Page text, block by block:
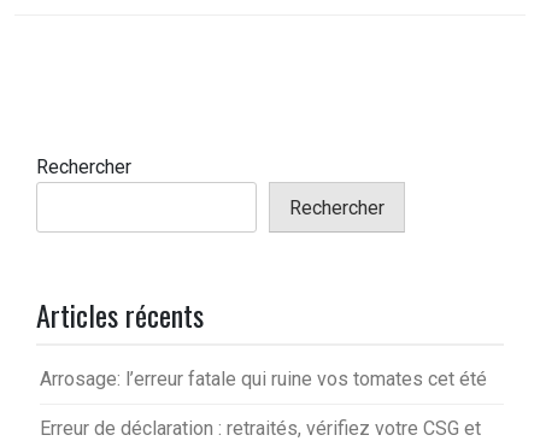
Rechercher
Rechercher
Articles récents
Arrosage: l’erreur fatale qui ruine vos tomates cet été
Erreur de déclaration : retraités, vérifiez votre CSG et